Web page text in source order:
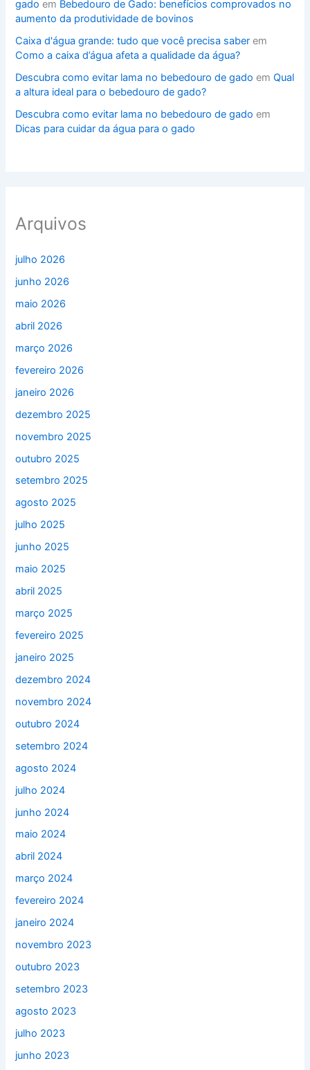
gado em Bebedouro de Gado: benefícios comprovados no
aumento da produtividade de bovinos
Caixa d'água grande: tudo que você precisa saber em
Como a caixa d’água afeta a qualidade da água?
Descubra como evitar lama no bebedouro de gado emQual
a altura ideal para o bebedouro de gado?
Descubra como evitar lama no bebedouro de gado em
Dicas para cuidar da água para o gado
Arquivos
julho 2026
junho 2026
maio 2026
abril 2026
março 2026
fevereiro 2026
janeiro 2026
dezembro 2025
novembro 2025
outubro 2025
setembro 2025
agosto 2025
julho 2025
junho 2025
maio 2025
abril 2025
março 2025
fevereiro 2025
janeiro 2025
dezembro 2024
novembro 2024
outubro 2024
setembro 2024
agosto 2024
julho 2024
junho 2024
maio 2024
abril 2024
março 2024
fevereiro 2024
janeiro 2024
novembro 2023
outubro 2023
setembro 2023
agosto 2023
julho 2023
junho 2023